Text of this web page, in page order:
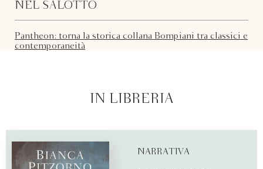
NEL SALOTTO
Pantheon: torna la storica collana Bompiani tra classici e
contemporaneità
IN LIBRERIA
NARRATIVA